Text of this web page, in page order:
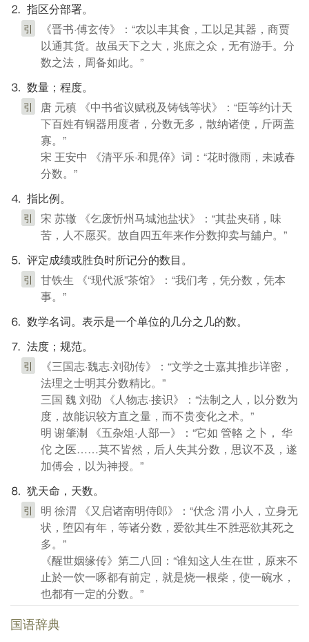
⒉ 指区分部署。
引
《晋书·傅玄传》：“农以丰其食，工以足其器，商贾
以通其货。故虽天下之大，兆庶之众，无有游手。分
数之法，周备如此。”
⒊ 数量；程度。
引
唐 元稹 《中书省议赋税及铸钱等状》：“臣等约计天
下百姓有铜器用度者，分数无多，散纳诸使，斤两盖
寡。”
宋 王安中 《清平乐·和晁倅》词：“花时微雨，未减春
分数。”
⒋ 指比例。
引
宋 苏辙 《乞废忻州马城池盐状》：“其盐夹硝，味
苦，人不愿买。故自四五年来作分数抑卖与舖户。”
⒌ 评定成绩或胜负时所记分的数目。
引
甘铁生 《“现代派”茶馆》：“我们考，凭分数，凭本
事。”
⒍ 数学名词。表示是一个单位的几分之几的数。
⒎ 法度；规范。
引
《三国志·魏志·刘劭传》：“文学之士嘉其推步详密，
法理之士明其分数精比。”
三国 魏 刘劭 《人物志·接识》：“法制之人，以分数为
度，故能识较方直之量，而不贵变化之术。”
明 谢肇淛 《五杂俎·人部一》：“它如 管輅 之卜， 华
佗 之医……莫不皆然，后人失其分数，思议不及，遂
加傅会，以为神授。”
⒏ 犹天命，天数。
引
明 徐渭 《又启诸南明侍郎》：“伏念 渭 小人，立身无
状，堕囚有年，等诸分数，爱欲其生不胜恶欲其死之
多。”
《醒世姻缘传》第二八回：“谁知这人生在世，原来不
止於一饮一啄都有前定，就是烧一根柴，使一碗水，
也都有一定的分数。”
国语辞典